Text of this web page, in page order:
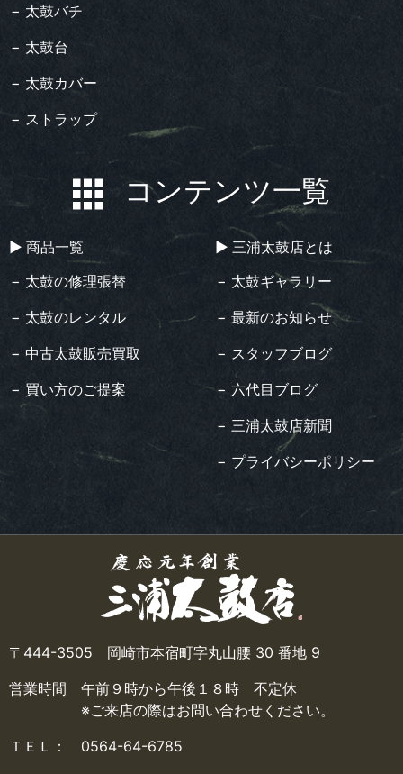
− 太鼓バチ
− 太鼓台
− 太鼓カバー
− ストラップ
コンテンツ一覧
▶︎ 商品一覧
− 太鼓の修理張替
− 太鼓のレンタル
− 中古太鼓販売買取
− 買い方のご提案
▶︎ 三浦太鼓店とは
− 太鼓ギャラリー
− 最新のお知らせ
− スタッフブログ
− 六代目ブログ
− 三浦太鼓店新聞
− プライバシーポリシー
〒444-3505 岡崎市本宿町字丸山腰 30 番地 9
営業時間 午前９時から午後１８時 不定休
※ご来店の際はお問い合わせください。
ＴＥＬ： 0564-64-6785